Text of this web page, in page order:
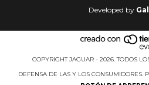
Developed by
COPYRIGHT JAGUAR - 2026. TODOS
DEFENSA DE LAS Y LOS CONSUMIDORES.